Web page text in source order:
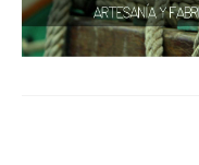
Alambres y Cables